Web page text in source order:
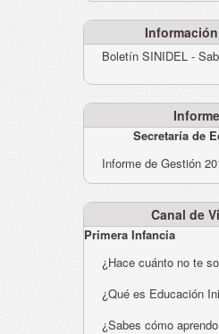
Boletín SINIDEL -
Secretaría de
Informe de Gestión
Canal de
Primera Infancia
¿Hace cuánto no te
¿Qué es Educación
¿Sabes cómo